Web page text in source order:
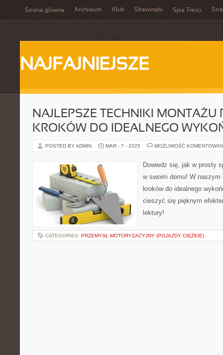
Strona główna Archiwum Klub Skawinski Spis Treści
NAJFAJNIEJSZE
NAJLEPSZE TECHNIKI MONTAŻU
KROKÓW DO IDEALNEGO
POSTED BY ADMIN MAR - 7 - 2025 MOŻLIWOŚĆ
Dowiedz się, jak w prosty
w swoim domu! W
kroków do idealnego
cieszyć się pięknym
lektury!
CATEGORIES: PRZEMYSŁ MOTORYZACYJNY (POJAZDY CIĘŻKIE)